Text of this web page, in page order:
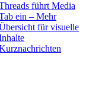
führt Media
ein – Mehr
für visuelle